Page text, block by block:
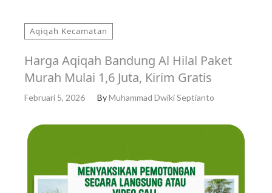
Aqiqah Kecamatan
Harga Aqiqah Bandung Al Hilal Paket
Murah Mulai 1,6 Juta, Kirim Gratis
Februari 5, 2026 ByMuhammad Dwiki Septianto